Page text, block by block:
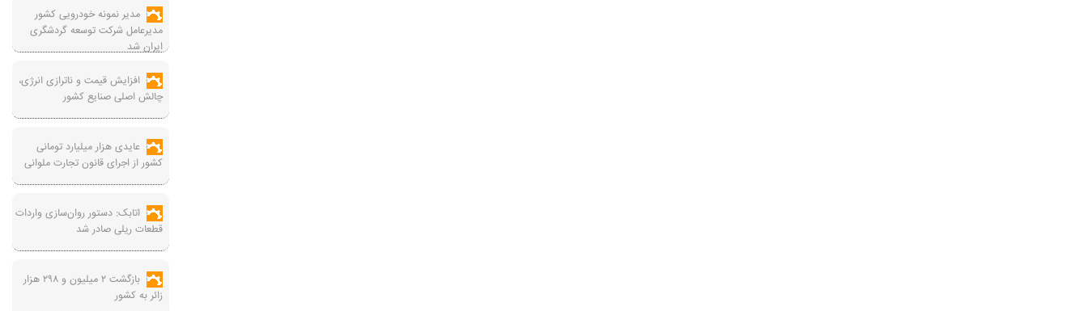
مدیر نمونه خودرویی کشور
مدیرعامل شرکت توسعه گردشگری
ایران شد
افزایش قیمت و ناترازی انرژی،
چالش اصلی صنایع کشور
عایدی هزار میلیارد تومانی
کشور از اجرای قانون تجارت ملوانی
اتابک: دستور روان‌سازی واردات
قطعات ریلی صادر شد
بازگشت ۲ میلیون و ۲۹۸ هزار
زائر به کشور